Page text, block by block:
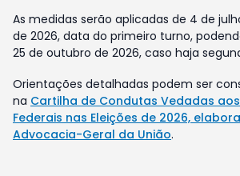
As medidas serão aplicadas de 4 de
de 2026, data do primeiro turno,
25 de outubro de 2026, caso haja
Orientações detalhadas podem ser
na Cartilha de Condutas Vedadas
Federais nas Eleições de 2026,
Advocacia-Geral da União.